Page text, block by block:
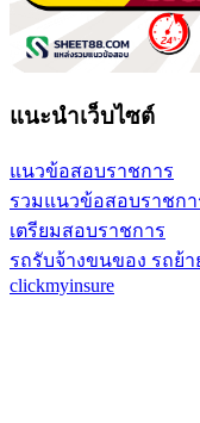
แนะนำเว็บไซต์
แนวข้อสอบราชการ
รวมแนวข้อสอบราชกา
เตรียมสอบราชการ
รถรับจ้างขนของ รถย้า
clickmyinsure